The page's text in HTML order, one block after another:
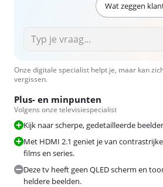
Wat zeggen
Onze digitale specialist helpt je, maar kan
vergissen.
Plus- en minpunten
Volgens onze televisiespecialist
Kijk naar scherpe, gedetailleerde
Met HDMI 2.1 geniet je van
films en series.
Deze tv heeft geen QLED scherm en
heldere beelden.